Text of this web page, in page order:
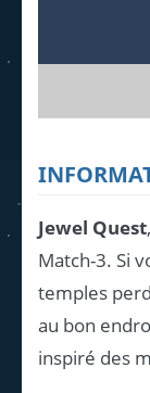
Jewel Quest
Match-3. Si
temples
au bon
inspiré des